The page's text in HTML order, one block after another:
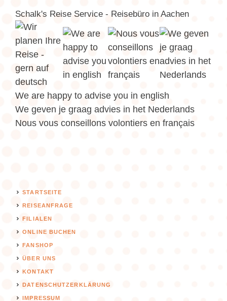
Schalk's Reise Service - Reisebüro in Aachen
We are happy to advise you in english
We geven je graag advies in het Nederlands
Nous vous conseillons volontiers en français
STARTSEITE
REISEANFRAGE
FILIALEN
ONLINE BUCHEN
FANSHOP
ÜBER UNS
KONTAKT
DATENSCHUTZERKLÄRUNG
IMPRESSUM